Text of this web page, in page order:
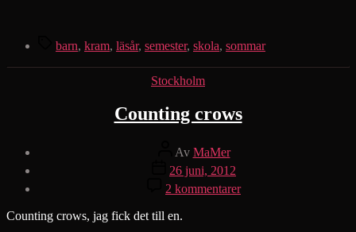
Etiketter
barn, kram, läsår, semester, skola, sommar
Kategorier
Stockholm
Counting crows
Inläggsförfattare
Av MaMer
Inläggsdatum
26 juni, 2012
2 kommentarertill
Counting
Counting crows, jag fick det till en.